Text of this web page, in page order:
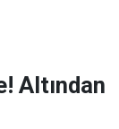
Altından